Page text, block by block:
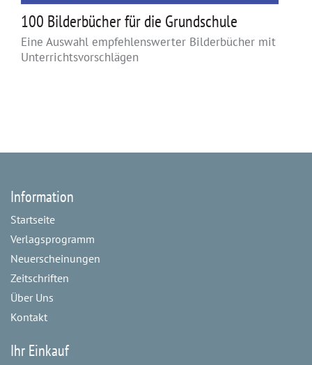
100 Bilderbücher für die Grundschule
Eine Auswahl empfehlenswerter Bilderbücher mit
Unterrichtsvorschlägen
Information
Startseite
Verlagsprogramm
Neuerscheinungen
Zeitschriften
Über Uns
Kontakt
Ihr Einkauf